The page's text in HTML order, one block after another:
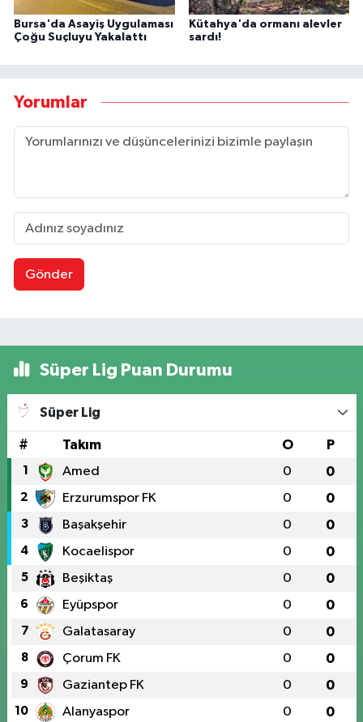
Bursa'da Asayiş Uygulaması
Çoğu Suçluyu Yakalattı
Kütahya'da ormanı alevler
sardı!
Yorumlar
Gönder
Süper Lig Puan Durumu
Süper Lig
# Takım O P
1 Amed 0 0
2 Erzurumspor FK 0 0
3 Başakşehir 0 0
4 Kocaelispor 0 0
5 Beşiktaş 0 0
6 Eyüpspor 0 0
7 Galatasaray 0 0
8 Çorum FK 0 0
9 Gaziantep FK 0 0
10 Alanyaspor 0 0